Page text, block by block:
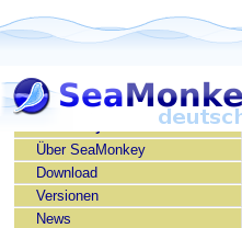
SeaMonkey deutsch
Über SeaMonkey
Download
Versionen
News